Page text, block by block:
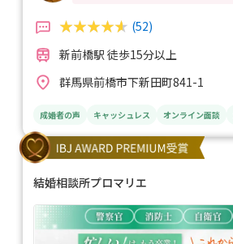
(52)
新前橋駅 徒歩15分以上
群馬県前橋市下新田町841-1
成婚者の声 キャッシュレス オンライン面談
結婚相談所プロマリエ